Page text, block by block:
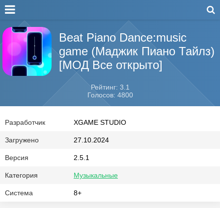
Beat Piano Dance:music
game (Маджик Пиано Тайлз)
[МОД Все открыто]
Рейтинг: 3.1
Голосов: 4800
Разработчик XGAME STUDIO
Загружено 27.10.2024
Версия 2.5.1
Категория Музыкальные
Система 8+